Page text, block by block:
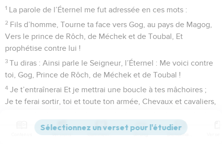
1 La parole de l’Éternel me fut adressée en ces mots :
2 Fils d’homme, Tourne ta face vers Gog, au pays de Magog,
Vers le prince de Rôch, de Méchek et de Toubal, Et
prophétise contre lui !
3 Tu diras : Ainsi parle le Seigneur, l’Éternel : Me voici contre
toi, Gog, Prince de Rôch, de Méchek et de Toubal !
4 Je t’entraînerai Et je mettrai une boucle à tes mâchoires ;
Je te ferai sortir, toi et toute ton armée, Chevaux et cavaliers,
(portant) le grand et le petit bouclier, Tous maniant l’épée ;
Versions Commentaires Strong